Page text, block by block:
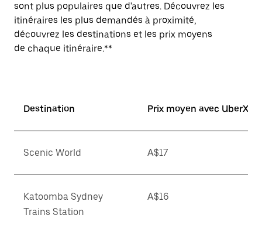
sont plus populaires que d'autres. Découvrez les
itinéraires les plus demandés à proximité,
découvrez les destinations et les prix moyens
de chaque itinéraire.**
Destination Prix moyen avec UberX*
Scenic World A$17
Katoomba Sydney
Trains Station
A$16